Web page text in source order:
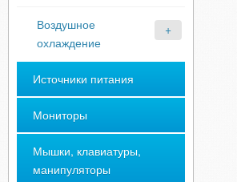
Воздушное
охлаждение
Источники питания
Мониторы
Мышки, клавиатуры,
манипуляторы